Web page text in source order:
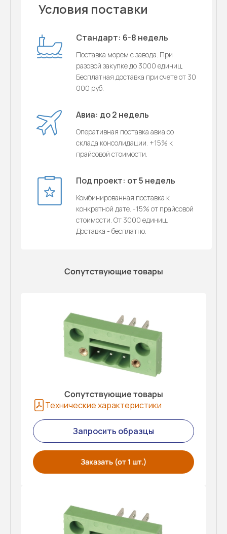
Условия поставки
Стандарт: 6-8 недель
Поставка морем с завода. При
разовой закупке до 3000 единиц.
Бесплатная доставка при счете от 30
000 руб.
Авиа: до 2 недель
Оперативная поставка авиа со
склада консолидации. +15% к
прайсовой стоимости.
Под проект: от 5 недель
Комбинированная поставка к
конкретной дате. -15% от прайсовой
стоимости. От 3000 единиц.
Доставка - бесплатно.
Сопутствующие товары
Сопутствующие товары
Технические характеристики
Запросить образцы
Заказать (от 1 шт.)